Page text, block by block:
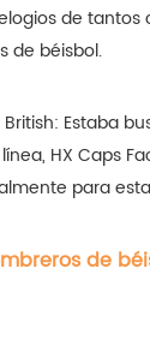
de tantos
de béisbol.
British: Estaba
HX Caps
para
de